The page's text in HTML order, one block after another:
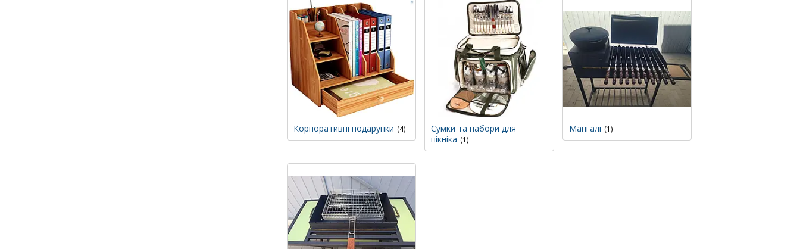
Корпоративні подарунки 4
Сумки та набори для
пікніка
1
Мангалі 1